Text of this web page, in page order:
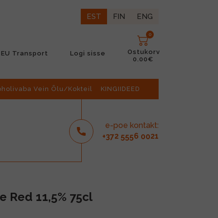
EST FIN ENG
EU Transport Logi sisse
0
Ostukorv
0.00€
Vein Õlu/Kokteil KINGIIDEED
e-poe kontakt:
+372 5556 0021
Red 11,5% 75cl